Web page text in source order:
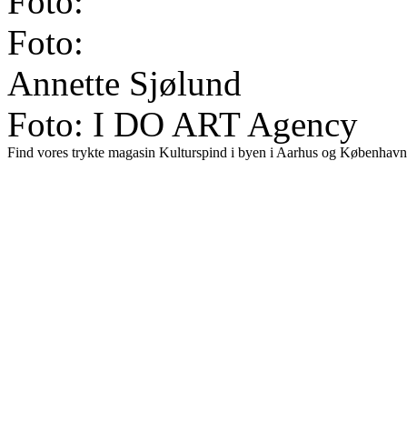
Foto:
Annette Sjølund
Foto: I DO ART Agency
Find vores trykte magasin Kulturspind i byen i Aarhus og København